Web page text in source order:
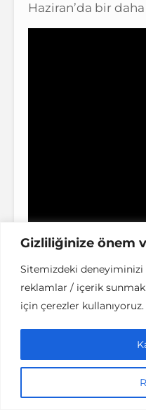
Gizliliğinize önem
Sitemizdeki
reklamlar / içerik
için çerezler kullanıyoruz.
Haziran’da bir
City on a Hill